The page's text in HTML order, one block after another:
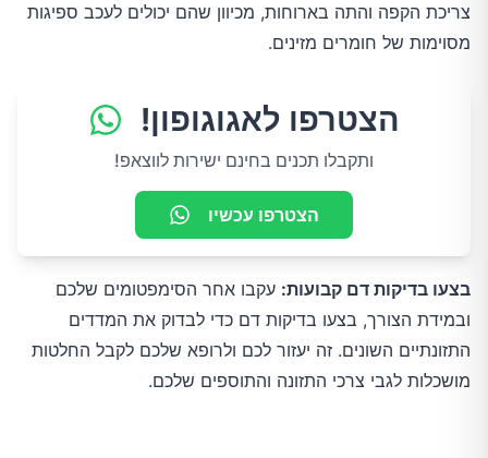
צריכת הקפה והתה בארוחות, מכיוון שהם יכולים לעכב ספיגות
מסוימות של חומרים מזינים.
הצטרפו לאגוגופון!
ותקבלו תכנים בחינם ישירות לווצאפ!
הצטרפו עכשיו
בצעו בדיקות דם קבועות: עקבו אחר הסימפטומים שלכם
ובמידת הצורך, בצעו בדיקות דם כדי לבדוק את המדדים
התזונתיים השונים. זה יעזור לכם ולרופא שלכם לקבל החלטות
מושכלות לגבי צרכי התזונה והתוספים שלכם.